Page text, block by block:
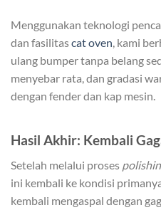
Menggunakan teknologi
dan fasilitascat oven, kami
ulang bumper tanpa belang
menyebar rata, dan gradasi
dengan fender dan kap mesin.
Hasil Akhir: Kembali
Setelah melalui proses
ini kembali ke kondisi
kembali mengaspal dengan